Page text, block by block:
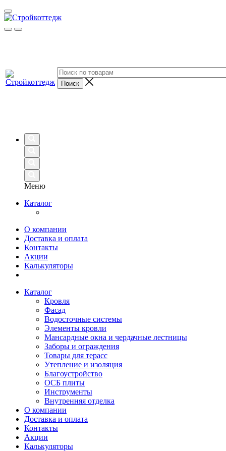
Меню
Каталог
О компании
Доставка и оплата
Контакты
Акции
Калькуляторы
Каталог
Кровля
Фасад
Водосточные системы
Элементы кровли
Мансардные окна и чердачные лестницы
Заборы и ограждения
Товары для терасс
Утепление и изоляция
Благоустройство
ОСБ плиты
Инструменты
Внутренняя отделка
О компании
Доставка и оплата
Контакты
Акции
Калькуляторы